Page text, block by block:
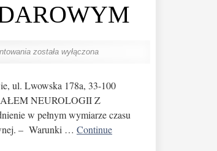
została wyłączona
ul. Lwowska 178a, 33-100
NEUROLOGII Z
w pełnym wymiarze czasu
– Warunki … Continue